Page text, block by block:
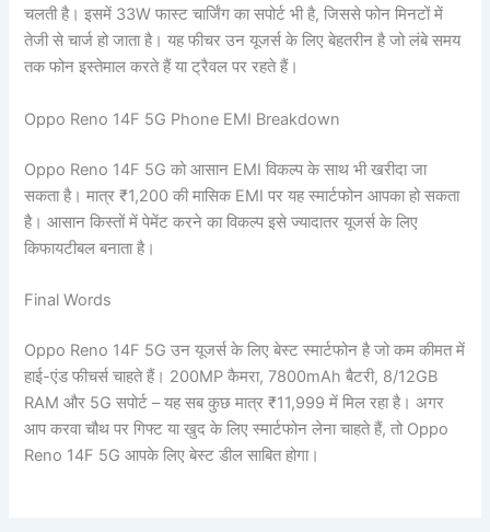
चलती है। इसमें 33W फास्ट चार्जिंग का सपोर्ट भी है, जिससे फोन मिनटों में
तेजी से चार्ज हो जाता है। यह फीचर उन यूजर्स के लिए बेहतरीन है जो लंबे समय
तक फोन इस्तेमाल करते हैं या ट्रैवल पर रहते हैं।
Oppo Reno 14F 5G Phone EMI Breakdown
Oppo Reno 14F 5G को आसान EMI विकल्प के साथ भी खरीदा जा
सकता है। मात्र ₹1,200 की मासिक EMI पर यह स्मार्टफोन आपका हो सकता
है। आसान किस्तों में पेमेंट करने का विकल्प इसे ज्यादातर यूजर्स के लिए
किफायटीबल बनाता है।
Final Words
Oppo Reno 14F 5G उन यूजर्स के लिए बेस्ट स्मार्टफोन है जो कम कीमत में
हाई-एंड फीचर्स चाहते हैं। 200MP कैमरा, 7800mAh बैटरी, 8/12GB
RAM और 5G सपोर्ट – यह सब कुछ मात्र ₹11,999 में मिल रहा है। अगर
आप करवा चौथ पर गिफ्ट या खुद के लिए स्मार्टफोन लेना चाहते हैं, तो Oppo
Reno 14F 5G आपके लिए बेस्ट डील साबित होगा।